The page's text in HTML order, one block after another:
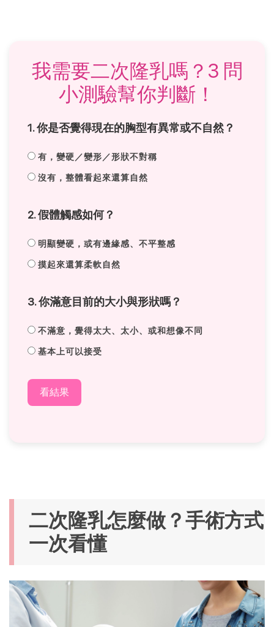
我需要二次隆乳嗎？3 問
小測驗幫你判斷！
1. 你是否覺得現在的胸型有異常或不自然？
有，變硬／變形／形狀不對稱
沒有，整體看起來還算自然
2. 假體觸感如何？
明顯變硬，或有邊緣感、不平整感
摸起來還算柔軟自然
3. 你滿意目前的大小與形狀嗎？
不滿意，覺得太大、太小、或和想像不同
基本上可以接受
看結果
二次隆乳怎麼做？手術方式
一次看懂